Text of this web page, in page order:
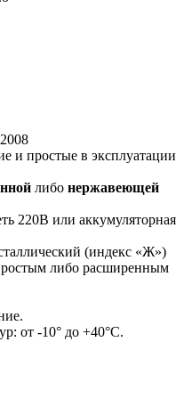
и простые в эксплуатации
либо нержавеющей
220В или аккумуляторная
(индекс «Ж»)
либо расширенным
от -10° до +40°C.